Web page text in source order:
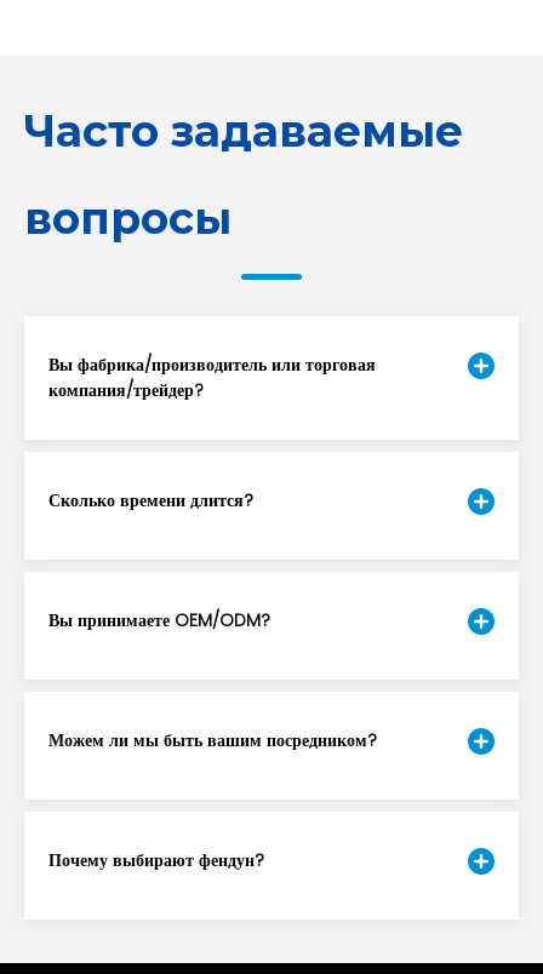
Часто задаваемые
вопросы
Вы фабрика/производитель или торговая
компания/трейдер?
Сколько времени длится?
Вы принимаете OEM/ODM?
Можем ли мы быть вашим посредником?
Почему выбирают фендун?